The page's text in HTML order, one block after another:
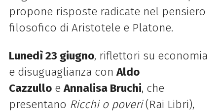
propone risposte radicate nel pensiero
filosofico di Aristotele e Platone.
Lunedì 23 giugno, riflettori su economia
e disuguaglianza con Aldo
Cazzullo e Annalisa Bruchi, che
presentano Ricchi o poveri (Rai Libri),